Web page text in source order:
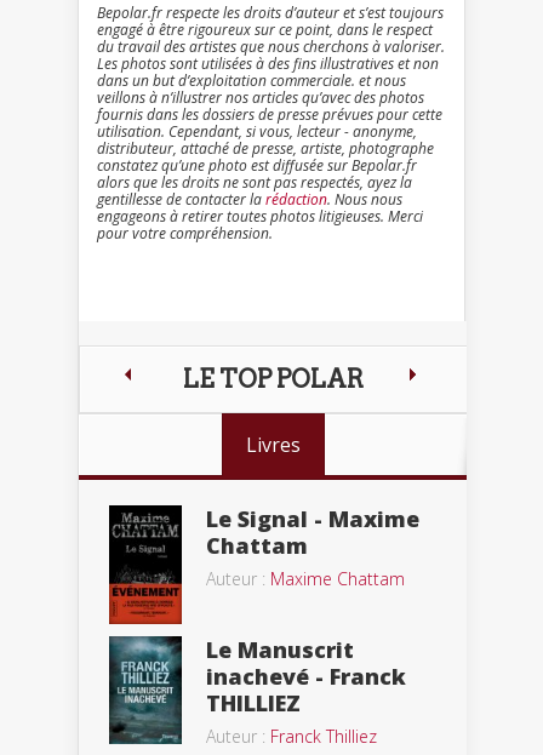
Bepolar.fr respecte les droits d’auteur et s’est toujours
engagé à être rigoureux sur ce point, dans le respect
du travail des artistes que nous cherchons à valoriser.
Les photos sont utilisées à des fins illustratives et non
dans un but d’exploitation commerciale. et nous
veillons à n’illustrer nos articles qu’avec des photos
fournis dans les dossiers de presse prévues pour cette
utilisation. Cependant, si vous, lecteur - anonyme,
distributeur, attaché de presse, artiste, photographe
constatez qu’une photo est diffusée sur Bepolar.fr
alors que les droits ne sont pas respectés, ayez la
gentillesse de contacter larédaction. Nous nous
engageons à retirer toutes photos litigieuses. Merci
pour votre compréhension.
LE TOP POLAR
Livres
Le Signal - Maxime
Chattam
Auteur : Maxime Chattam
Le Manuscrit
inachevé - Franck
THILLIEZ
Auteur : Franck Thilliez